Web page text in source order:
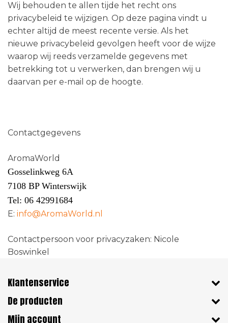
Wij behouden te allen tijde het recht ons
privacybeleid te wijzigen. Op deze pagina vindt u
echter altijd de meest recente versie. Als het
nieuwe privacybeleid gevolgen heeft voor de wijze
waarop wij reeds verzamelde gegevens met
betrekking tot u verwerken, dan brengen wij u
daarvan per e-mail op de hoogte.
Contactgegevens
AromaWorld
Gosselinkweg 6A
7108 BP Winterswijk
Tel: 06 42991684
E: info@AromaWorld.nl
Contactpersoon voor privacyzaken: Nicole
Boswinkel
Klantenservice
De producten
Mijn account